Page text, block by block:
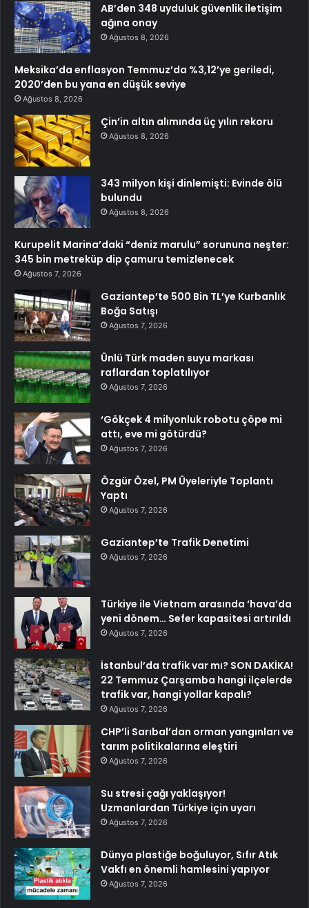
AB’den 348 uyduluk güvenlik iletişim
ağına onay
Ağustos 8, 2026
Meksika’da enflasyon Temmuz’da %3,12’ye geriledi,
2020’den bu yana en düşük seviye
Ağustos 8, 2026
Çin’in altın alımında üç yılın rekoru
Ağustos 8, 2026
343 milyon kişi dinlemişti: Evinde ölü
bulundu
Ağustos 8, 2026
Kurupelit Marina’daki “deniz marulu” sorununa neşter:
345 bin metreküp dip çamuru temizlenecek
Ağustos 7, 2026
Gaziantep’te 500 Bin TL’ye Kurbanlık
Boğa Satışı
Ağustos 7, 2026
Ünlü Türk maden suyu markası
raflardan toplatılıyor
Ağustos 7, 2026
‘Gökçek 4 milyonluk robotu çöpe mi
attı, eve mi götürdü?
Ağustos 7, 2026
Özgür Özel, PM Üyeleriyle Toplantı
Yaptı
Ağustos 7, 2026
Gaziantep’te Trafik Denetimi
Ağustos 7, 2026
Türkiye ile Vietnam arasında ‘hava’da
yeni dönem… Sefer kapasitesi artırıldı
Ağustos 7, 2026
İstanbul’da trafik var mı? SON DAKİKA!
22 Temmuz Çarşamba hangi ilçelerde
trafik var, hangi yollar kapalı?
Ağustos 7, 2026
CHP’li Sarıbal’dan orman yangınları ve
tarım politikalarına eleştiri
Ağustos 7, 2026
Su stresi çağı yaklaşıyor!
Uzmanlardan Türkiye için uyarı
Ağustos 7, 2026
Dünya plastiğe boğuluyor, Sıfır Atık
Vakfı en önemli hamlesini yapıyor
Ağustos 7, 2026